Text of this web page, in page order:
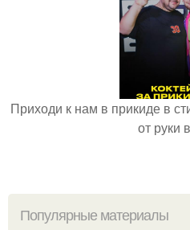
Приходи к нам в прикиде в
от руки
Популярные материалы